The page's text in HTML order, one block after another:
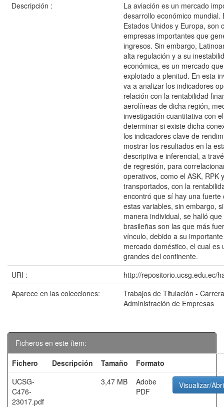
Descripción :
La aviación es un mercado
desarrollo económico mundial.
Estados Unidos y Europa, son
empresas importantes que
ingresos. Sin embargo,
alta regulación y a su
económica, es un mercado
explotado a plenitud. En esta
va a analizar los indicadores
relación con la rentabilidad
aerolíneas de dicha región,
investigación cuantitativa con
determinar si existe dicha
los indicadores clave de
mostrar los resultados en la
descriptiva e inferencial, a
de regresión, para
operativos, como el ASK, RPK
transportados, con la
encontró que sí hay una fuerte
estas variables, sin embargo,
manera individual, se halló
brasileñas son las que más
vínculo, debido a su
mercado doméstico, el cual es
grandes del continente.
URI :
http://repositorio.ucsg.edu.ec/
Aparece en las colecciones:
Trabajos de Titulación -
Administración de Empresas
Ficheros en este ítem:
Fichero
Descripción Tamaño
Formato
UCSG-
C476-
23017.pdf
3,47 MB
Adobe
PDF
Visualizar/